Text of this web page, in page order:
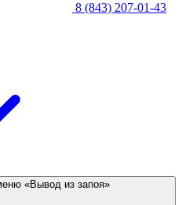
8 (843) 207-01-43
«Вывод из запоя»